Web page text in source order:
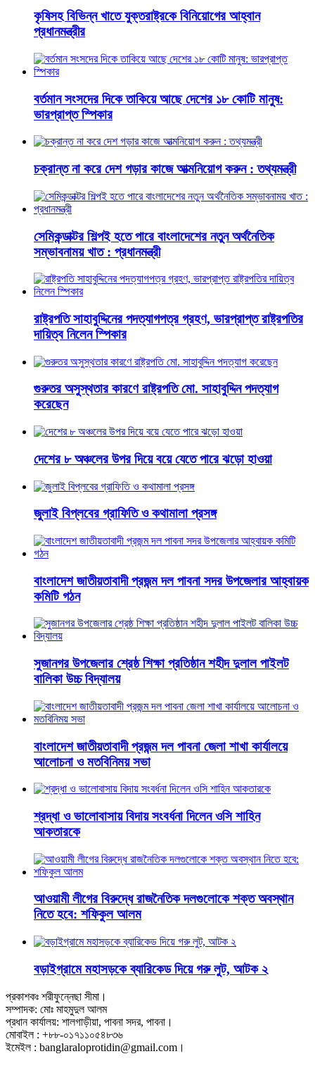
কৃষিসহ বিভিন্ন খাতে যুক্তরাষ্ট্রকে বিনিয়োগের আহ্বান
প্রধানমন্ত্রীর
বর্তমান সংসদের দিকে তাকিয়ে আছে দেশের ১৮ কোটি মানুষ:
ভারপ্রাপ্ত স্পিকার
চক্রান্ত না করে দেশ গড়ার কাজে আত্মনিয়োগ করুন : তথ্যমন্ত্রী
সেমিকন্ডাক্টর শিল্পই হতে পারে বাংলাদেশের নতুন অর্থনৈতিক
সম্ভাবনাময় খাত : প্রধানমন্ত্রী
রাষ্ট্রপতি সাহাবুদ্দিনের পদত্যাগপত্র গ্রহণ, ভারপ্রাপ্ত রাষ্ট্রপতির
দায়িত্ব নিলেন স্পিকার
গুরুতর অসুস্থতার কারণে রাষ্ট্রপতি মো. সাহাবুদ্দিন পদত্যাগ
করেছেন
দেশের ৮ অঞ্চলের উপর দিয়ে বয়ে যেতে পারে ঝড়ো হাওয়া
জুলাই বিপ্লবের গ্রাফিতি ও কথামালা প্রসঙ্গ
বাংলাদেশ জাতীয়তাবাদী প্রজন্ম দল পাবনা সদর উপজেলার আহ্বায়ক
কমিটি গঠন
সুজানগর উপজেলার শ্রেষ্ঠ শিক্ষা প্রতিষ্ঠান শহীদ দুলাল পাইলট
বালিকা উচ্চ বিদ্যালয়
বাংলাদেশ জাতীয়তাবাদী প্রজন্ম দল পাবনা জেলা শাখা কার্যালয়ে
আলোচনা ও মতবিনিময় সভা
শ্রদ্ধা ও ভালোবাসায় বিদায় সংবর্ধনা দিলেন ওসি শাহিন
আকতারকে
আওয়ামী লীগের বিরুদ্ধে রাজনৈতিক দলগুলোকে শক্ত অবস্থান
নিতে হবে: শফিকুল আলম
বড়াইগ্রামে মহাসড়কে ব্যারিকেড দিয়ে গরু লুট, আটক ২
প্রকাশকঃ শরীফুন্নেছা সীমা।
সম্পাদক: মোঃ মাহমুদুল আলম
প্রধান কার্যালয়: শালগাড়ীয়া, পাবনা সদর, পাবনা।
মোবাইল : +৮৮-০১৭১১০৫৪৮৩৬
ইমেইল : banglaraloprotidin@gmail.com।